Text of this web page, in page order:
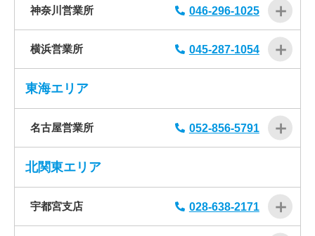
神奈川営業所 046-296-1025
横浜営業所 045-287-1054
東海エリア
名古屋営業所 052-856-5791
北関東エリア
宇都宮支店 028-638-2171